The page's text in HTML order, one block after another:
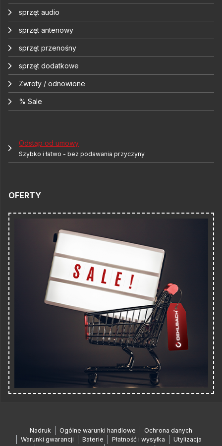
sprzęt audio
sprzęt antenowy
sprzęt przenośny
sprzęt dodatkowe
Zwroty / odnowione
% Sale
Odstąp od umowy
Szybko i łatwo - bez podawania przyczyny
OFERTY
Nadruk Ogólne warunki handlowe
Ochrona danych
Warunki gwarancji
Baterie Płatność i wysyłka
Utylizacja